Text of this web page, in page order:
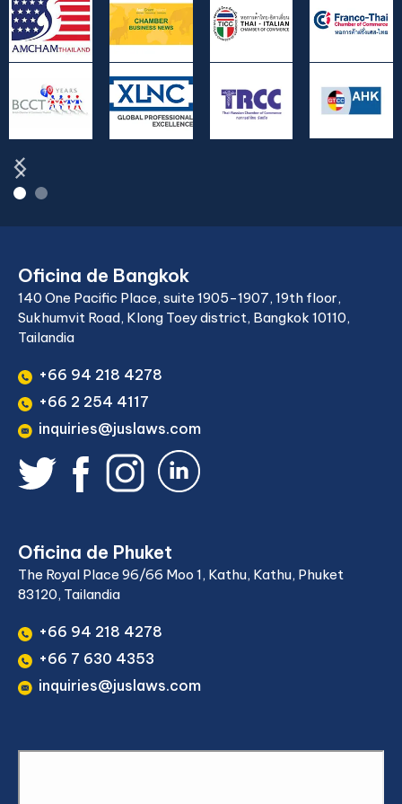
Oficina de Bangkok
140 One Pacific Place, suite 1905-1907, 19th floor,
Sukhumvit Road, Klong Toey district, Bangkok 10110,
Tailandia
+66 94 218 4278
+66 2 254 4117
inquiries@juslaws.com
Oficina de Phuket
The Royal Place 96/66 Moo 1, Kathu, Kathu, Phuket
83120, Tailandia
+66 94 218 4278
+66 7 630 4353
inquiries@juslaws.com